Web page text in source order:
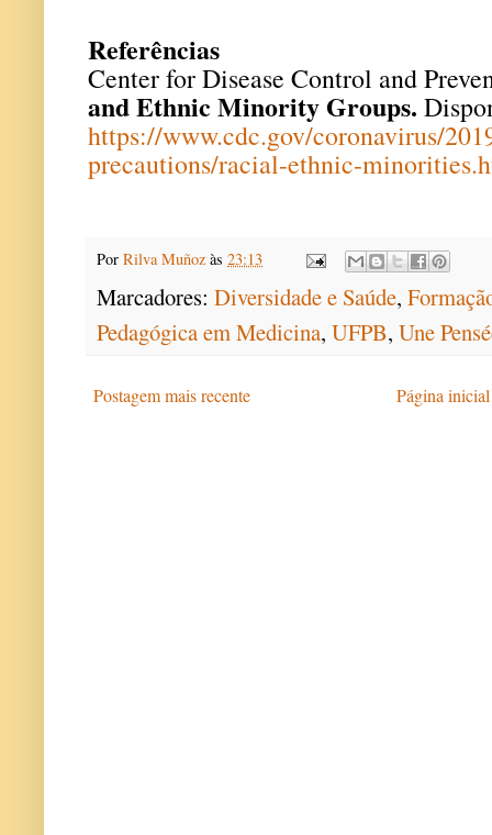
Referências
Center for Disease Control and
and Ethnic Minority Groups.
https://www.cdc.gov/coronavirus/
precautions/racial-ethnic-
Por Rilva Muñoz às 23:13
Marcadores: Diversidade e Saúde,
Pedagógica em Medicina, UFPB, Une
Postagem mais recente Página inicial